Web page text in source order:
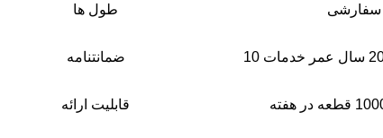
طول ها سفارشی
ضمانتنامه
قابلیت ارائه